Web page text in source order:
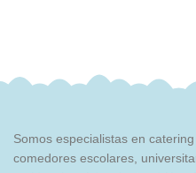
Somos especialistas en
comedores escolares,